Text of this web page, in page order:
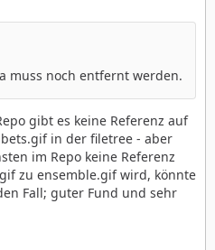
muss noch entfernt werden.
gibt es keine Referenz auf
in der filetree - aber
im Repo keine Referenz
zu ensemble.gif wird, könnte
Fall; guter Fund und sehr